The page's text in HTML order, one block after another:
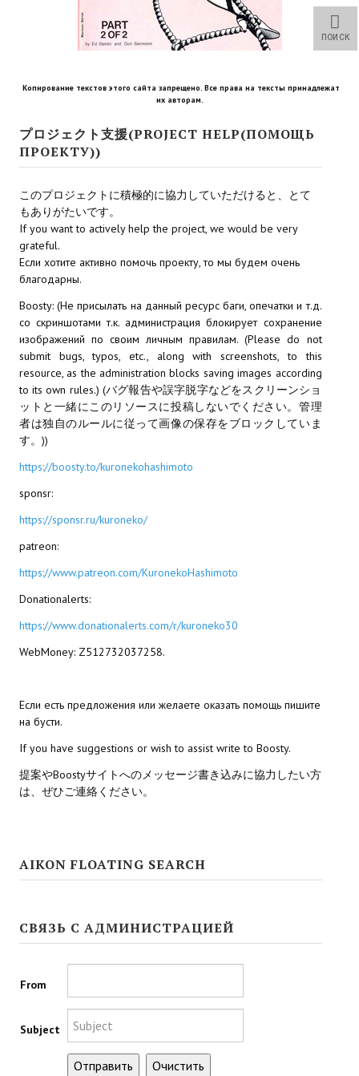
Star Trek Voyager Elite Force Remaster Fan Edition
Sacred Gold Remaster Fan Edition
Age of Pirates: Caribbean Tales Remaster Fan Edition
Sea Dogs - City of Abandoned Ships Remaster Fan Edition
Sea Dogs Remaster Fan Edition
НОВОСТИ ПОРТАЛА
Новости
Новости Архив
МОДЫ ДЛЯ ИГР
Патчи
Моды
Divinity Original Sin Enhanced Edition
Dragon Age: Origins
Dragon Age: Inquisition
GTA 5
Kingdoms of Amalur: Reckoning
Mass Effect Andromeda
Sims 3
Star Wars Jedi Knight: Dark Force II
Star Wars Knights of the Old Republic 2
Titan Quest Immortal Throne
Копирование текстов этого сайта запрещено. Все права на тексты принадлежат
их авторам.
プロジェクト支援(PROJECT HELP(ПОМОЩЬ
ПРОЕКТУ))
このプロジェクトに積極的に協力していただけると、とて
もありがたいです。
If you want to actively help the project, we would be very
grateful.
Если хотите активно помочь проекту, то мы будем очень
благодарны.
Boosty: (Не присылать на данный ресурс баги, опечатки и т.д.
со скриншотами т.к. администрация блокирует сохранение
изображений по своим личным правилам. (Please do not
submit bugs, typos, etc., along with screenshots, to this
resource, as the administration blocks saving images according
to its own rules.) (バグ報告や誤字脱字などをスクリーンショ
ットと一緒にこのリソースに投稿しないでください。管理
者は独自のルールに従って画像の保存をブロックしていま
す。))
https://boosty.to/kuronekohashimoto
sponsr:
https://sponsr.ru/kuroneko/
patreon:
https://www.patreon.com/KuronekoHashimoto
Donationalerts:
https://www.donationalerts.com/r/kuroneko30
WebMoney: Z512732037258.
Если есть предложения или желаете оказать помощь пишите
на бусти.
If you have suggestions or wish to assist write to Boosty.
提案やBoostyサイトへのメッセージ書き込みに協力したい方
は、ぜひご連絡ください。
AIKON FLOATING SEARCH
ПОИСК
СВЯЗЬ С АДМИНИСТРАЦИЕЙ
From
Subject